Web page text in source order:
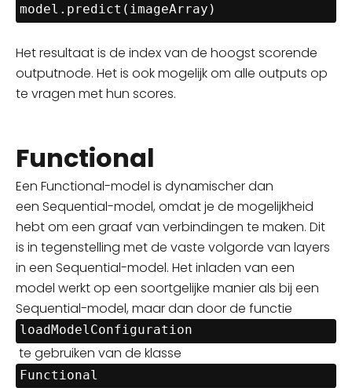
model.predict(imageArray)
Het resultaat is de index van de hoogst scorende
outputnode. Het is ook mogelijk om alle outputs op
te vragen met hun scores.
Functional
Een Functional-model is dynamischer dan
een Sequential-model, omdat je de mogelijkheid
hebt om een graaf van verbindingen te maken. Dit
is in tegenstelling met de vaste volgorde van layers
in een Sequential-model. Het inladen van een
model werkt op een soortgelijke manier als bij een
Sequential-model, maar dan door de functie
loadModelConfiguration
te gebruiken van de klasse
Functional